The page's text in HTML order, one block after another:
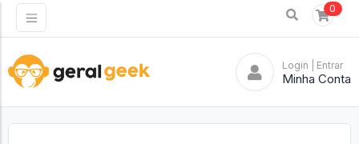
0
Login | Entrar
Minha Conta